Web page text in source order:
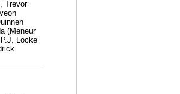
Trevor
(Meneur
Locke